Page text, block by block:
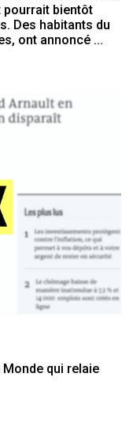
pourrait bientôt
Des habitants du
ont annoncé ...
qui relaie